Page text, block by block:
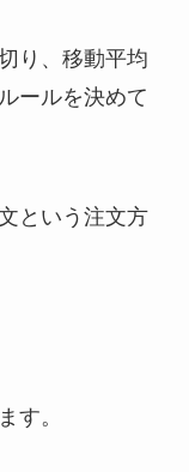
り、移動平均
ールを決めて
という注文方
す。